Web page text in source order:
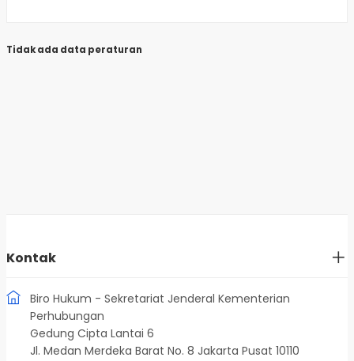
Tidak ada data peraturan
Kontak
Biro Hukum - Sekretariat Jenderal Kementerian
Perhubungan
Gedung Cipta Lantai 6
Jl. Medan Merdeka Barat No. 8 Jakarta Pusat 10110